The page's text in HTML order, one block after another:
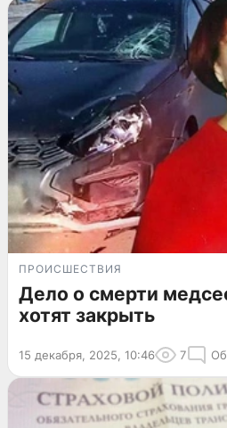
ПРОИСШЕСТВИЯ
Дело о смерти
хотят закрыть
15 декабря, 2025, 10:46 7